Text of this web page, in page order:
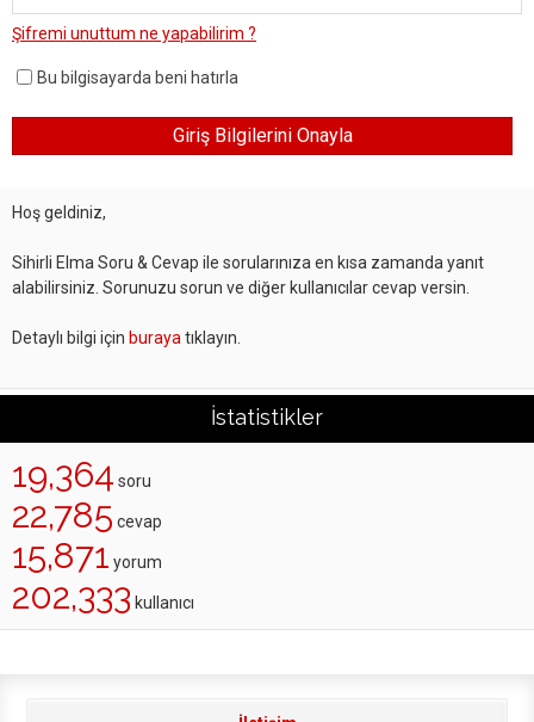
Şifremi unuttum ne yapabilirim ?
Bu bilgisayarda beni hatırla
Hoş geldiniz,
Sihirli Elma Soru & Cevap ile sorularınıza en kısa zamanda yanıt
alabilirsiniz. Sorunuzu sorun ve diğer kullanıcılar cevap versin.
Detaylı bilgi için buraya tıklayın.
İstatistikler
19,364 soru
22,785 cevap
15,871 yorum
202,333 kullanıcı